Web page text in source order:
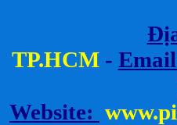
TP.HCM -
Website: